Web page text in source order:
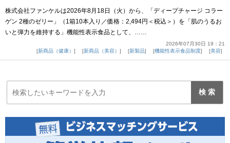
株式会社ファンケルは2026年8月18日（火）から、「ディープチャージ コラー
ゲン 2種のゼリー」（1箱10本入り／価格：2,494円＜税込＞）を「肌のうるお
いと弾力を維持する」機能性表示食品として、……
2026年07月30日 19：21
新商品（健康）
新商品（美容） 新製品 機能性表示食品制度 美容